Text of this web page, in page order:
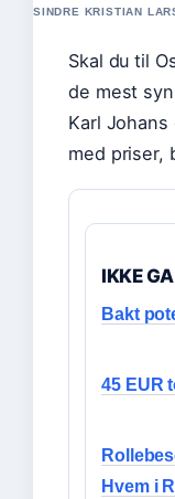
SINDRE KRISTIAN
Skal du til
de mest
Karl
med priser,
IKKE
Bakt
45 EUR
Hvem i